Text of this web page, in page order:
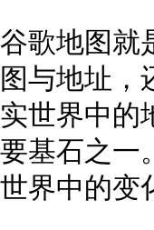
谷歌地图就
图与地址，
实世界中的
要基石之一
世界中的变